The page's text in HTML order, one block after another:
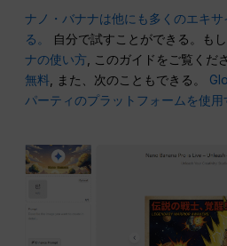
ナノ・バナナは他にも多くのエキ
る。
自分で試すことができる。も
ナの使い方 , このガイドをご覧くだ
無料 , また、次のこともできる。
パーティのプラットフォームを使用